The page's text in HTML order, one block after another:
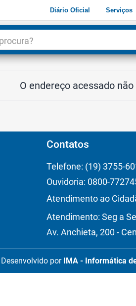
Diário Oficial Serviços
O endereço acessado
Contatos
Telefone: (19) 3755-
Ouvidoria: 0800-
Atendimento ao
Atendimento: Seg a
Av. Anchieta, 200 -
Desenvolvido por IMA - Informática